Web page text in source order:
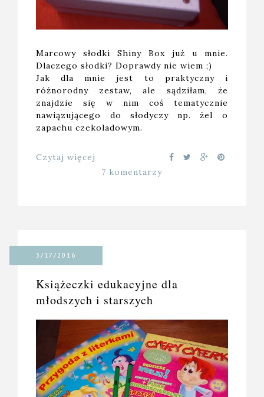
Marcowy słodki Shiny Box już u mnie.
Dlaczego słodki? Doprawdy nie wiem ;)
Jak dla mnie jest to praktyczny i
różnorodny zestaw, ale sądziłam, że
znajdzie się w nim coś tematycznie
nawiązującego do słodyczy np. żel o
zapachu czekoladowym.
Czytaj więcej
7 komentarzy
3/17/2016
Książeczki edukacyjne dla
młodszych i starszych